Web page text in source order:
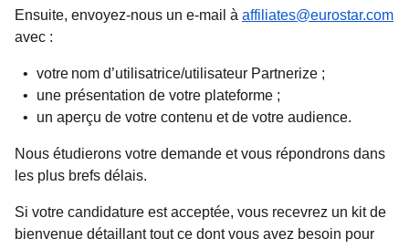
Ensuite, envoyez-nous un e-mail à affiliates@eurostar.com
avec :
votre nom d’utilisatrice/utilisateur Partnerize ;
une présentation de votre plateforme ;
un aperçu de votre contenu et de votre audience.
Nous étudierons votre demande et vous répondrons dans
les plus brefs délais.
Si votre candidature est acceptée, vous recevrez un kit de
bienvenue détaillant tout ce dont vous avez besoin pour